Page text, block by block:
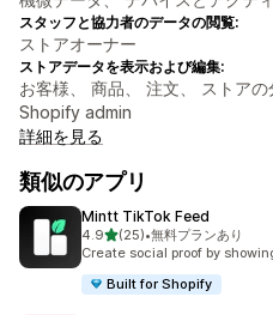
スタッフと協力者のデータの閲覧:
ストアオーナー
ストアデータを表示および編集:
お客様、 商品、 注文、 ストアの
Shopify admin
詳細を見る
類似のアプリ
Mintt TikTok Feed
4.95つ星中
(25)
合計レビュー数：25件
•無料プランあり
Create social proof by
Built for Shopify